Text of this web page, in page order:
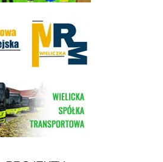
Wielickiej Spółki Transportowej